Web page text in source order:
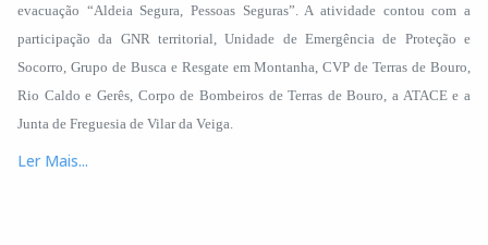
evacuação “Aldeia Segura, Pessoas Seguras”. A atividade contou com a
participação da GNR territorial, Unidade de Emergência de Proteção e
Socorro, Grupo de Busca e Resgate em Montanha, CVP de Terras de Bouro,
Rio Caldo e Gerês, Corpo de Bombeiros de Terras de Bouro, a ATACE e a
Junta de Freguesia de Vilar da Veiga.
Ler Mais...